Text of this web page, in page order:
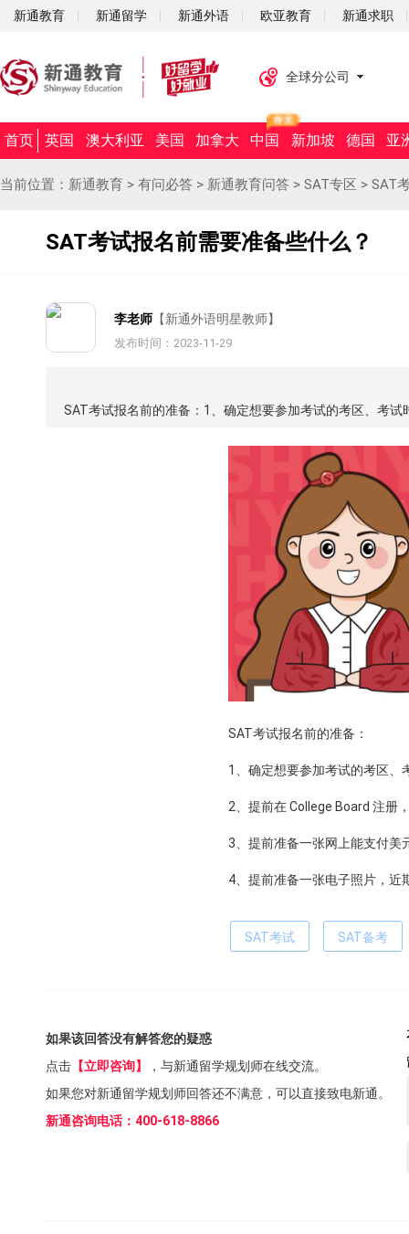
新通教育 新通留学 新通外语 欧亚教育 新通求职
全球分公司
首页 英国 澳大利亚 美国 加拿大 中国 新加坡 德国 亚
当前位置： 新通教育 > 有问必答 > 新通教育问答 > SAT专区 > SAT
SAT考试报名前需要准备些什么？
李老师 【新通外语明星教师】
发布时间：2023-11-29
SAT考试报名前的准备：1、确定想要参加考试的考区、考
SAT考试报名前的准备：
1、确定想要参加考试的考区、
2、提前在 College Board 注册
3、提前准备一张网上能支付美
4、提前准备一张电子照片，近
SAT考试 SAT备考
如果该回答没有解答您的疑惑
点击 【立即咨询】
，与新通留学规划师在线交流。
如果您对新通留学规划师回答还不满意，可以直接致电新通。
新通咨询电话：400-618-8866